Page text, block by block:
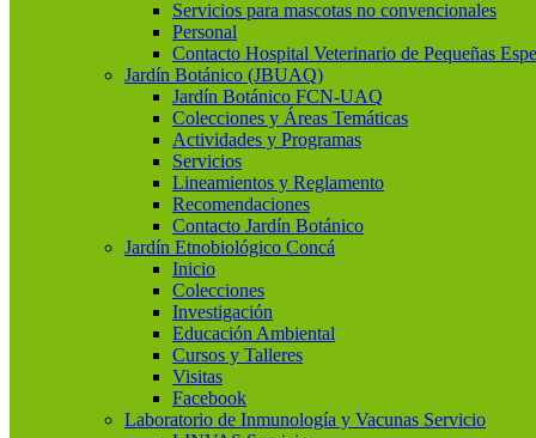
Servicios para mascotas no convencionales
Personal
Contacto Hospital Veterinario de Pequeñas
Jardín Botánico (JBUAQ)
Jardín Botánico FCN-UAQ
Colecciones y Áreas Temáticas
Actividades y Programas
Servicios
Lineamientos y Reglamento
Recomendaciones
Contacto Jardín Botánico
Jardín Etnobiológico Concá
Inicio
Colecciones
Investigación
Educación Ambiental
Cursos y Talleres
Visitas
Facebook
Laboratorio de Inmunología y Vacunas Servicio